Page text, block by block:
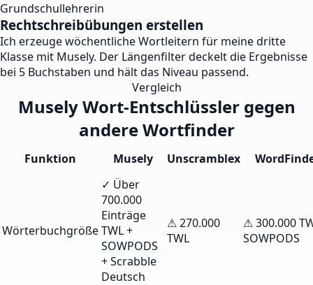
Grundschullehrerin
Rechtschreibübungen erstellen
Ich erzeuge wöchentliche Wortleitern für meine dritte
Klasse mit Musely. Der Längenfilter deckelt die Ergebnisse
bei 5 Buchstaben und hält das Niveau passend.
Vergleich
Musely Wort-Entschlüssler gegen
andere Wortfinder
Funktion Musely Unscramblex
Wörterbuchgröße
✓ Über
700.000
Einträge
TWL +
SOWPODS
+ Scrabble
Deutsch
⚠ 270.000
TWL
⚠ 300.000
SOWPODS